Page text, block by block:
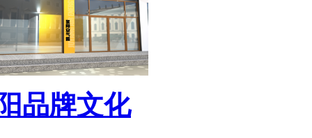
品牌文化